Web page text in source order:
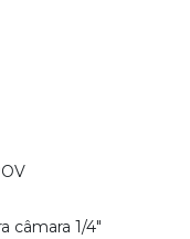
câmara 1/4"